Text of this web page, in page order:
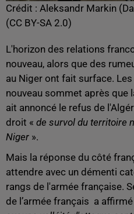
Crédit : Aleksandr Markin
(CC BY-SA 2.0)
L'horizon des relations
nouveau, alors que des
au Niger ont fait surface.
nouveau sommet après que
ait annoncé le refus de
droit « de survol du territoire
Niger ».
Mais la réponse du côté
attendre avec un démenti
rangs de l'armée française.
de l’armée français a